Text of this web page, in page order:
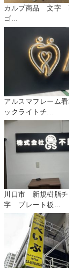
カルプ商品 文字
ゴ...
アルスマフレーム
ックライトチ...
川口市 新規樹脂チ
字 プレート板...